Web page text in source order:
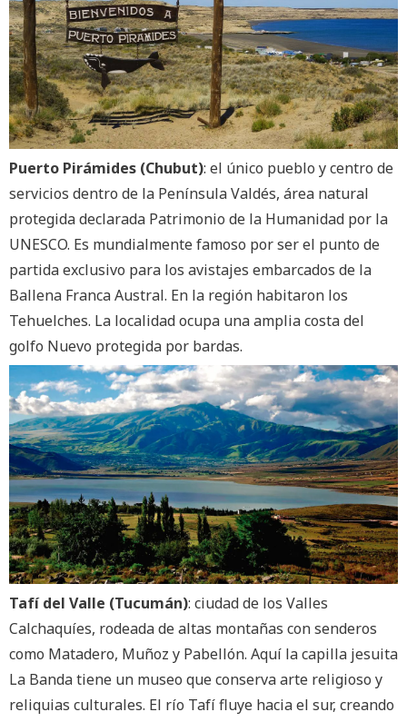
Puerto Pirámides (Chubut): el único pueblo y centro de
servicios dentro de la Península Valdés, área natural
protegida declarada Patrimonio de la Humanidad por la
UNESCO. Es mundialmente famoso por ser el punto de
partida exclusivo para los avistajes embarcados de la
Ballena Franca Austral. En la región habitaron los
Tehuelches. La localidad ocupa una amplia costa del
golfo Nuevo protegida por bardas.
Tafí del Valle (Tucumán): ciudad de los Valles
Calchaquíes, rodeada de altas montañas con senderos
como Matadero, Muñoz y Pabellón. Aquí la capilla jesuita
La Banda tiene un museo que conserva arte religioso y
reliquias culturales. El río Tafí fluye hacia el sur, creando